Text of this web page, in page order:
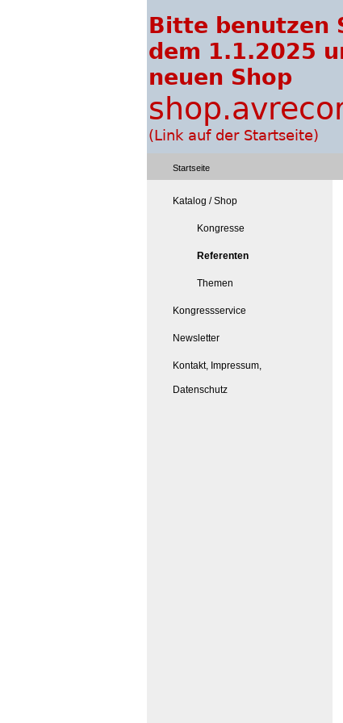
Startseite
Katalog / Shop
Kongresse
Referenten
Themen
Kongressservice
Newsletter
Kontakt, Impressum,
Datenschutz